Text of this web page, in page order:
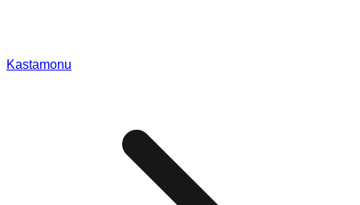
Kastamonu